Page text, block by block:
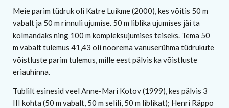
Meie parim tüdruk oli Katre Luikme (2000), kes võitis 50 m
vabalt ja 50 m rinnuli ujumise. 50 m liblika ujumises jäi ta
kolmandaks ning 100 m kompleksujumises teiseks. Tema 50
m vabalt tulemus 41,43 oli noorema vanuserühma tüdrukute
võistluste parim tulemus, mille eest pälvis ka võistluste
eriauhinna.
Tublilt esinesid veel Anne-Mari Kotov (1999), kes pälvis 3
III kohta (50 m vabalt, 50 m selili, 50 m liblikat); Henri Räppo